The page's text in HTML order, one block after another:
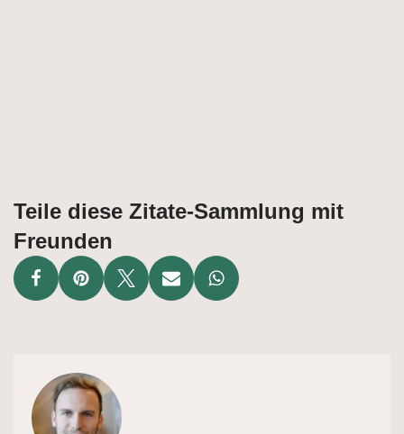
Teile diese Zitate-Sammlung mit
Freunden